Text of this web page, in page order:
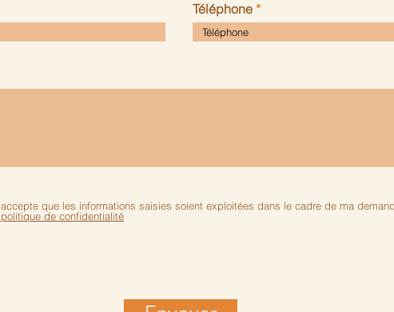
Téléphone
que les informations saisies soient exploitées dans le cadre de ma
de confidentialité